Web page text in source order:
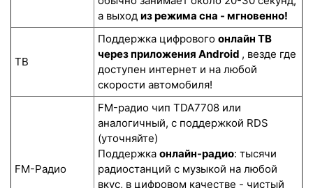
а выход из режима сна - мгновенно!
ТВ
Поддержка цифрового онлайн ТВ
через приложения Android , везде где
доступен интернет и на любой
скорости автомобиля!
FM-Радио
FM-радио чип TDA7708 или
аналогичный, с поддержкой RDS
(уточняйте)
Поддержка онлайн-радио: тысячи
радиостанций с музыкой на любой
вкус, в цифровом качестве - чистый